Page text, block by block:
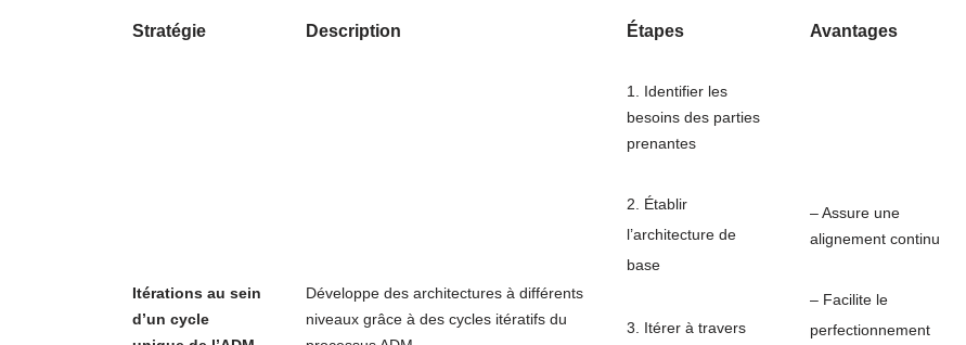
Stratégie Description Étapes Avantages
Itérations au sein
d’un cycle
Développe des architectures à différents
niveaux grâce à des cycles itératifs du
1. Identifier les
besoins des parties
prenantes
2. Établir
l’architecture de
base
3. Itérer à travers
– Assure une
alignement continu
– Facilite le
perfectionnement